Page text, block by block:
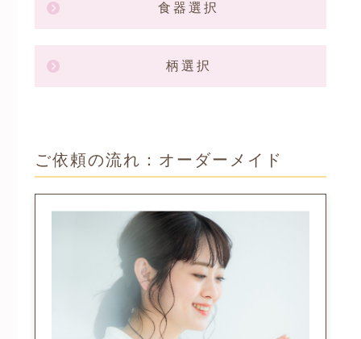
食器選択
柄選択
ご依頼の流れ：オーダーメイド